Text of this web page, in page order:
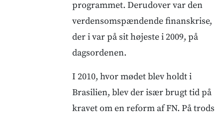
programmet. Derudover var den
verdensomspændende finanskrise,
der i var på sit højeste i 2009, på
dagsordenen.
I 2010, hvor mødet blev holdt i
Brasilien, blev der især brugt tid på
kravet om en reform af FN. På trods